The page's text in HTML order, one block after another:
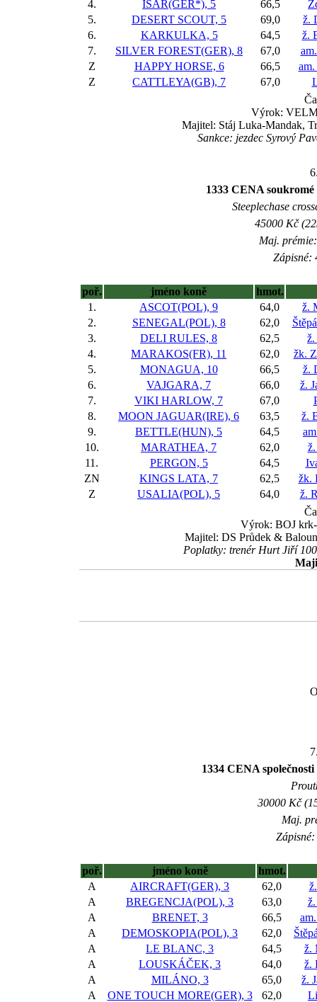
4. ISAR(GER*), 5 66,5
5.
DESERT SCOUT, 5 69,0
ž.
6.
KARKULKA, 5 64,5
ž.
7.
SILVER FOREST(GER), 8 67,0
Z
HAPPY HORSE, 6 66,5
Z
CATTLEYA(GB), 7 67,0
Výrok:
Majitel: Stáj Luka-Mandak,
Sankce: jezdec Syrový
1333 CENA
Steeplechase
45000 Kč
Maj.
Zápisné:
poř. jméno koně
hmot.
1.
ASCOT(POL), 9 64,0
ž.
2.
SENEGAL(POL), 8 62,0
3.
DELI RULES, 8 62,5
ž.
4.
MARAKOS(FR), 11 62,0
žk.
5.
MONAGUA, 10 66,5
ž.
6.
VAJGARA, 7 66,0
ž.
7.
VIKI HARLOW, 7 67,0
8.
MOON JAGUAR(IRE), 6 63,5
ž.
9.
BETTLE(HUN), 5 64,5
10.
MARATHEA, 7 62,0
11.
PERGON, 5 64,5
ZN
KINGS LATA, 7 62,5
žk.
Z
USALIA(POL), 5 64,0
ž.
Výrok: BOJ
Majitel: DS Průdek &
Poplatky: trenér Hurt Jiří
1334 CENA
30000 Kč
Maj.
poř. jméno koně
hmot.
A
AIRCRAFT(GER), 3 62,0
A
BREGENCJA(POL), 3 63,0
A
BRENET, 3 66,5
A
DEMOSKOPIA(POL), 3 62,0
A
LE BLANC, 3 64,5
ž.
A
LOUSKÁČEK, 3 64,0
ž.
A
MILÁNO, 3 65,0
ž.
A
ONE TOUCH MORE(GER), 3 62,0